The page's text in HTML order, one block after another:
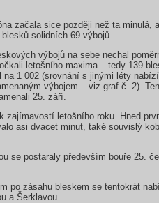
začala sice později než ta minulá,
solidních 69 výbojů.
výbojů na sebe nechal
letošního maxima – tedy 139
1 002 (srovnání s jinými léty
výbojem – viz graf č. 2).
25. září.
zajímavostí letošního roku. Hned
asi dvacet minut, také souvislý
se postaraly především bouře 25.
po zásahu bleskem se tentokrát
a Šerklavou.